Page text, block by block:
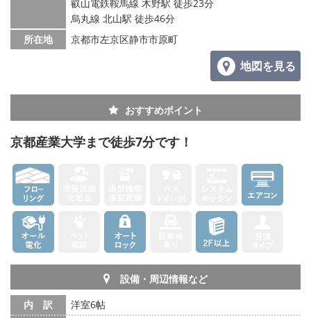
叡山電鉄鞍馬線 木野駅 徒歩23分
烏丸線 北山駅 徒歩46分
所在地
京都市左京区静市市原町
地図を見る
おすすめポイント
京都産業大学まで徒歩7分です！
設備・周辺情報など
内 訳
洋室6帖